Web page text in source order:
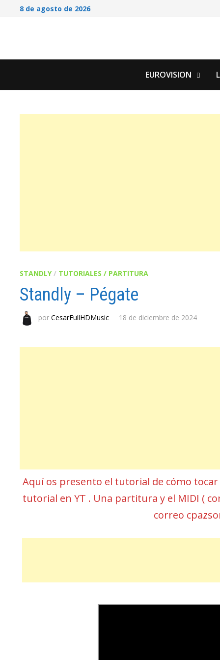
Saltar8 de agosto de 2026
EUROVISION
STANDLY/ TUTORIALES / PARTITURA
Standly – Pégate
porCesarFullHDMusic 18 de diciembre de 2024
Aquí os presento el tutorial de cómo tocar
tutorial en YT . Una partitura y el MIDI (
correo